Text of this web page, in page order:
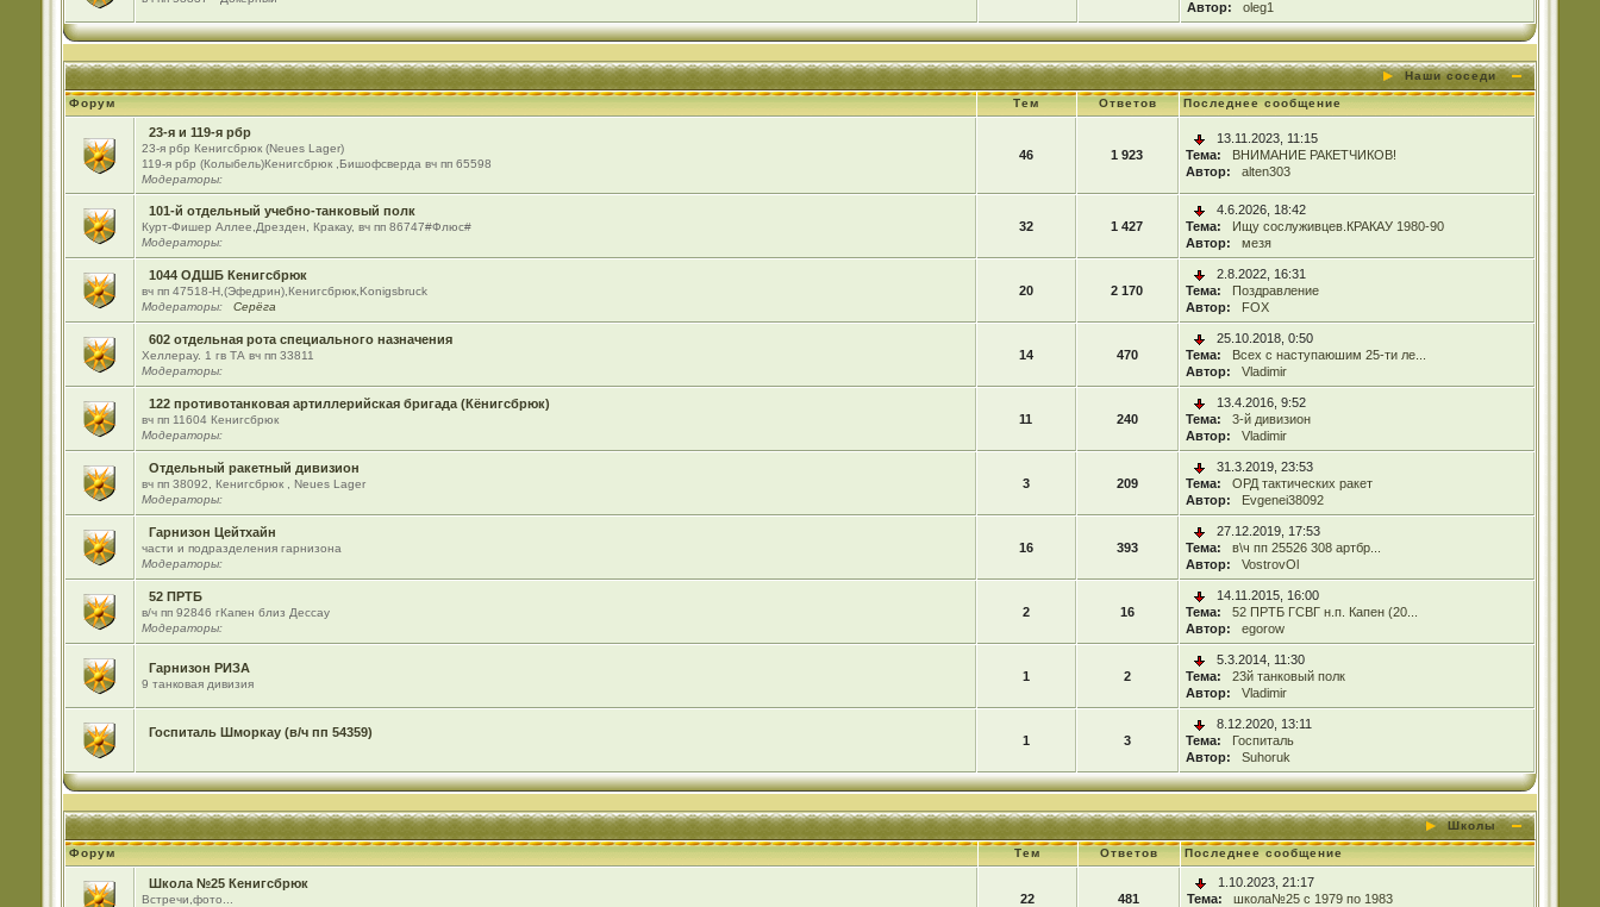
Автор:
oleg1
Наши соседи
Форум Тем Ответов Последнее сообщение
23-я и 119-я рбр
23-я рбр Кенигсбрюк (Neues Lager)
119-я рбр (Колыбель)Кенигсбрюк ,Бишофсверда вч пп 65598
Модераторы:
46 1 923
13.11.2023, 11:15
Тема:
ВНИМАНИЕ РАКЕТЧИКОВ!
Автор:
alten303
101-й отдельный учебно-танковый полк
Курт-Фишер Аллее,Дрезден, Кракау, вч пп 86747#Флюс#
Модераторы:
32 1 427
4.6.2026, 18:42
Тема:
Ищу сослуживцев.КРАКАУ 1980-90
Автор:
мезя
1044 ОДШБ Кенигсбрюк
вч пп 47518-Н,(Эфедрин),Кенигсбрюк,Konigsbruck
Модераторы:
Серёга
20 2 170
2.8.2022, 16:31
Тема:
Поздравление
Автор:
FOX
602 отдельная рота специального назначения
Хеллерау. 1 гв ТА вч пп 33811
Модераторы:
14 470
25.10.2018, 0:50
Тема:
Всех с наступаюшим 25-ти ле...
Автор:
Vladimir
122 противотанковая артиллерийская бригада (Кёнигсбрюк)
вч пп 11604 Кенигсбрюк
Модераторы:
11 240
13.4.2016, 9:52
Тема:
3-й дивизион
Автор:
Vladimir
Отдельный ракетный дивизион
вч пп 38092, Кенигсбрюк , Neues Lager
Модераторы:
3 209
31.3.2019, 23:53
Тема:
ОРД тактических ракет
Автор:
Evgenei38092
Гарнизон Цейтхайн
части и подразделения гарнизона
Модераторы:
16 393
27.12.2019, 17:53
Тема:
в\ч пп 25526 308 артбр...
Автор:
VostrovOl
52 ПРТБ
в/ч пп 92846 гКапен близ Дессау
Модераторы:
2 16
14.11.2015, 16:00
Тема:
52 ПРТБ ГСВГ н.п. Капен (20...
Автор:
egorow
Гарнизон РИЗА
9 танковая дивизия
1 2
5.3.2014, 11:30
Тема:
23й танковый полк
Автор:
Vladimir
Госпиталь Шморкау (в/ч пп 54359)
1 3
8.12.2020, 13:11
Тема:
Госпиталь
Автор:
Suhoruk
Школы
Форум Тем Ответов Последнее сообщение
Школа №25 Кенигсбрюк
Встречи,фото...
22 481
1.10.2023, 21:17
Тема:
школа№25 с 1979 по 1983